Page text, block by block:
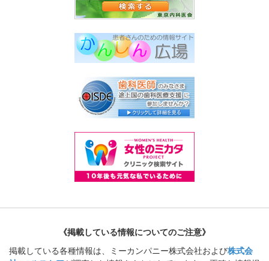
《掲載している情報についてのご注意》
掲載している各種情報は、ミーカンパニー株式会社および株式会